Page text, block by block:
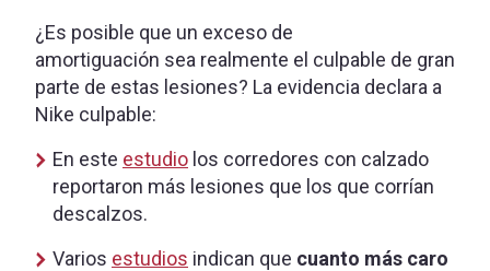
¿Es posible que un exceso de
amortiguación sea realmente el culpable de gran
parte de estas lesiones? La evidencia declara a
Nike culpable:
En este estudio los corredores con calzado
reportaron más lesiones que los que corrían
descalzos.
Varios estudios indican que cuanto más caro